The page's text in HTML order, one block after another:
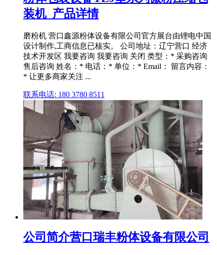
装机_产品详情
磨粉机 营口鑫源粉体设备有限公司官方展台由锂电中国
设计制作,工商信息已核实。 公司地址：辽宁营口 经济
技术开发区 我要咨询 我要咨询 关闭 类型：* 采购咨询
售后咨询 姓名：* 电话：* 单位：* Email： 留言内容：
* 让更多商家关注 ...
联系电话: 180 3780 8511
公司简介营口瑞丰粉体设备有限公司